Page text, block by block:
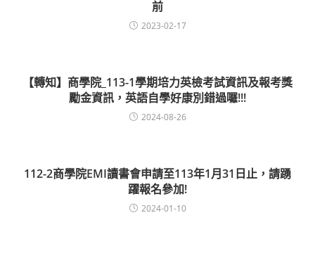
前
2023-02-17
【轉知】商學院_113-1學期培力英檢考試資訊及報考獎
勵金資訊，英語自學好康別錯過囉!!!
2024-08-26
112-2商學院EMI讀書會申請至113年1月31日止，請踴
躍報名參加!
2024-01-10